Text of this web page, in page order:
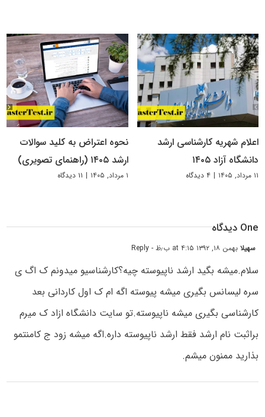
اعلام شهریه کارشناسی ارشد
دانشگاه آزاد ۱۴۰۵
۱۱ مرداد, ۱۴۰۵ | ۴ دیدگاه
نحوه اعتراض به کلید سوالات
ارشد ۱۴۰۵ (راهنمای تصویری)
۱ مرداد, ۱۴۰۵ | ۱۱ دیدگاه
One دیدگاه
سهیلابهمن ۱۸, ۱۳۹۲ at ۴:۱۵ ب٫ظ - Reply
سلام.میشه بگید ارشد ناپیوسته چیه؟کارشناسیو میدونم ک اگ ی
سره لیسانس بگیری میشه پیوسته اگه ام ک اول کاردانی بعد
کارشناسی بگیری میشه ناپیوسته.تو سایت دانشگاه ازاد ک میرم
براثبت نام ارشد فقط ارشد ناپیوسته داره.اگه میشه زود ج کامنتمو
بذارید ممنون میشم.